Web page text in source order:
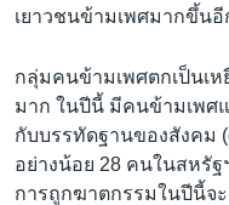
เยาวชนข้ามเพศมากขึ้นอี
กลุ่มคนข้ามเพศตกเป็นเ
มาก ในปีนี้ มีคนข้ามเพศ
กับบรรทัดฐานของสังคม
อย่างน้อย 28 คนในสหรัฐ
การถูกฆาตกรรมในปีนี้จะ